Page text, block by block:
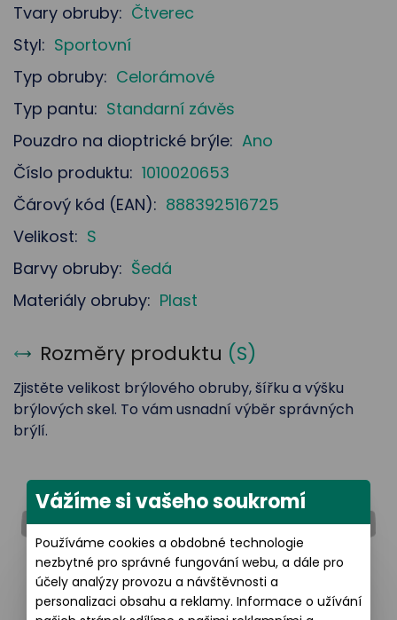
Tvary obruby: Čtverec
Styl: Sportovní
Typ obruby: Celorámové
Typ pantu: Standarní závěs
Pouzdro na dioptrické brýle: Ano
Číslo produktu: 1010020653
Čárový kód (EAN): 888392516725
Velikost: S
Barvy obruby: Šedá
Materiály obruby: Plast
Rozměry produktu (S)
Zjistěte velikost brýlového obruby, šířku a výšku
brýlových skel. To vám usnadní výběr správných
brýlí.
Šířka brýlového skla: 51 mm
Vážíme si vašeho soukromí
Používáme cookies a obdobné technologie
nezbytné pro správné fungování webu, a dále pro
účely analýzy provozu a návštěvnosti a
personalizaci obsahu a reklamy. Informace o užívání